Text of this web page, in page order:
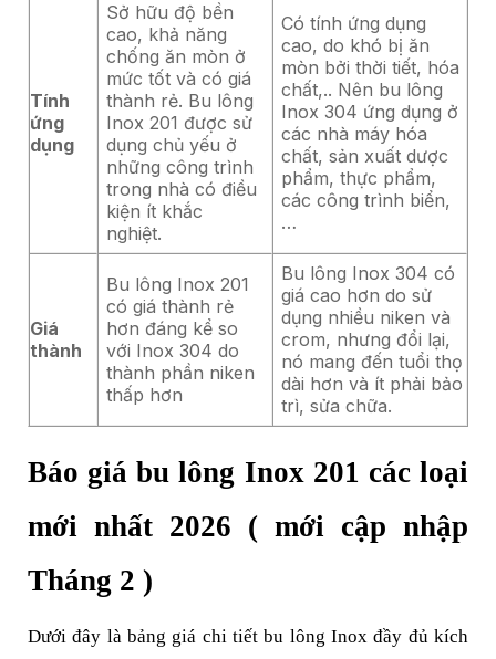
Tính
ứng
dụng
Sở hữu độ bền
cao, khả năng
chống ăn mòn ở
mức tốt và có giá
thành rẻ. Bu lông
Inox 201 được sử
dụng chủ yếu ở
những công trình
trong nhà có điều
kiện ít khắc
nghiệt.
Có tính ứng dụng
cao, do khó bị ăn
mòn bởi thời tiết, hóa
chất,.. Nên bu lông
Inox 304 ứng dụng ở
các nhà máy hóa
chất, sản xuất dược
phẩm, thực phẩm,
các công trình biển,
…
Giá
thành
Bu lông Inox 201
có giá thành rẻ
hơn đáng kể so
với Inox 304 do
thành phần niken
thấp hơn
Bu lông Inox 304 có
giá cao hơn do sử
dụng nhiều niken và
crom, nhưng đổi lại,
nó mang đến tuổi thọ
dài hơn và ít phải bảo
trì, sửa chữa.
Báo giá bu lông Inox 201 các loại
mới nhất 2026 ( mới cập nhập
Tháng 2 )
Dưới đây là bảng giá chi tiết bu lông Inox đầy đủ kích